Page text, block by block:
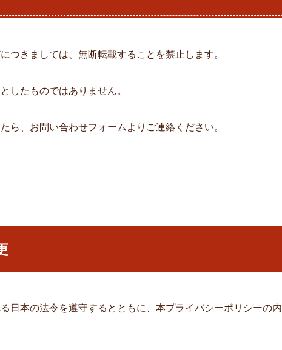
つきましては、無断転載することを禁止します。
したものではありません。
ら、お問い合わせフォームよりご連絡ください。
日本の法令を遵守するとともに、本プライバシーポリシーの内